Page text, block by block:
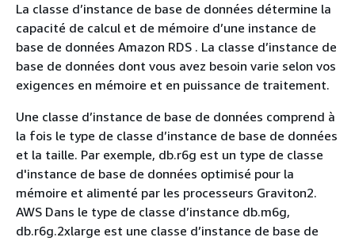
La classe d’instance de base de données détermine la
capacité de calcul et de mémoire d’une instance de
base de données Amazon RDS . La classe d’instance de
base de données dont vous avez besoin varie selon vos
exigences en mémoire et en puissance de traitement.
Une classe d’instance de base de données comprend à
la fois le type de classe d’instance de base de données
et la taille. Par exemple, db.r6g est un type de classe
d'instance de base de données optimisé pour la
mémoire et alimenté par les processeurs Graviton2.
AWS Dans le type de classe d’instance db.m6g,
db.r6g.2xlarge est une classe d’instance de base de